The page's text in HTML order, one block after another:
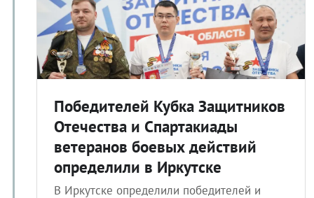
Победителей Кубка Защитников
Отечества и Спартакиады
ветеранов боевых действий
определили в Иркутске
В Иркутске определили победителей и